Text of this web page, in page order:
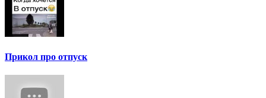
Прикол про отпуск